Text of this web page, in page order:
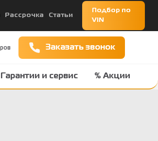
Рассрочка Статьи
Подбор по
VIN
Заказать звонок
Гарантии и сервис % Акции